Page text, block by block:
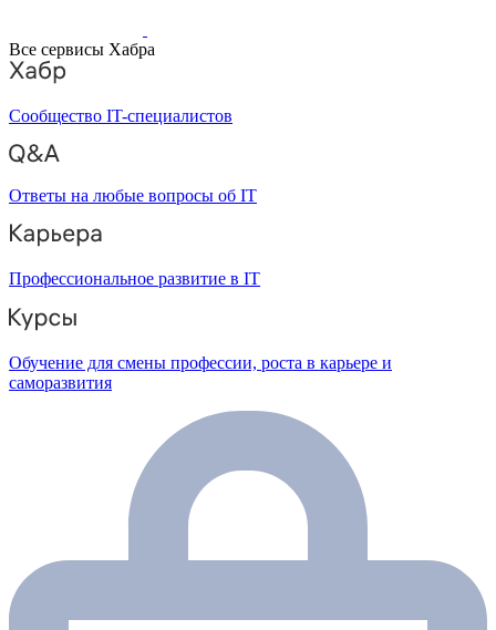
Все сервисы Хабра
Сообщество IT-специалистов
Ответы на любые вопросы об IT
Профессиональное развитие в IT
Обучение для смены профессии, роста в карьере и
саморазвития